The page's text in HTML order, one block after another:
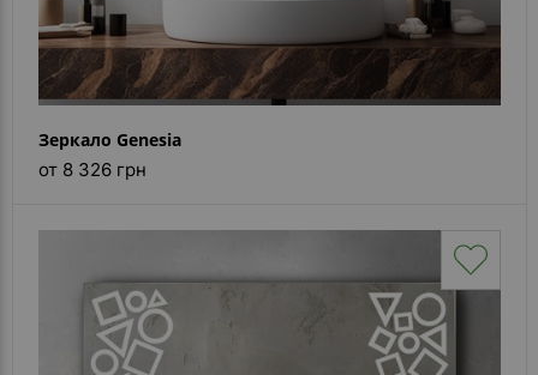
Зеркало Genesia
от 8 326 грн